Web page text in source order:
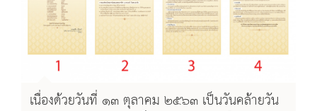
เนื่องด้วยวันที่ ๑๓ ตุลาคม ๒๕๖๓ เป็นวันคล้ายวัน